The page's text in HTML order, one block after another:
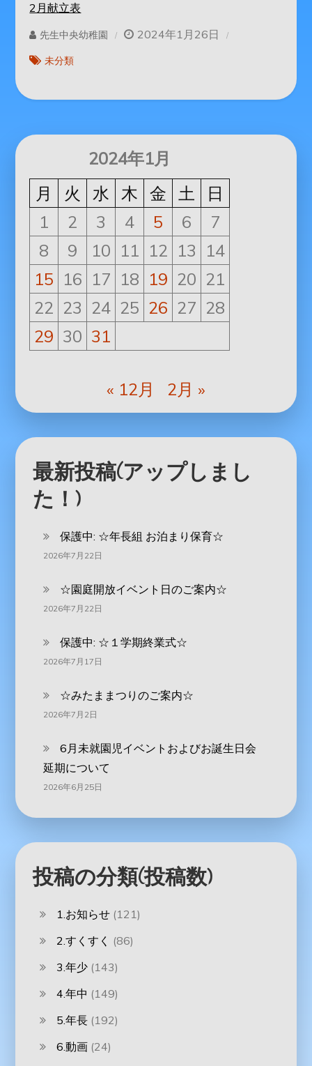
2月献立表
先生中央幼稚園 2024年1月26日
未分類
2024年1月
月
火 水 木 金 土
日
1
2 3 4 5 6
7
8
9 10 11 12 13 14
15 16 17 18 19 20 21
22 23 24 25 26 27 28
29 30 31
« 12月 2月 »
最新投稿(アップしまし
た！)
保護中: ‪☆年長組 お泊まり保育☆
2026年7月22日
☆園庭開放イベント日のご案内☆
2026年7月22日
保護中: ☆１学期終業式☆
2026年7月17日
☆みたままつりのご案内☆
2026年7月2日
6月未就園児イベントおよびお誕生日会
延期について
2026年6月25日
投稿の分類(投稿数)
1.お知らせ (121)
2.すくすく (86)
3.年少 (143)
4.年中 (149)
5.年長 (192)
6.動画 (24)